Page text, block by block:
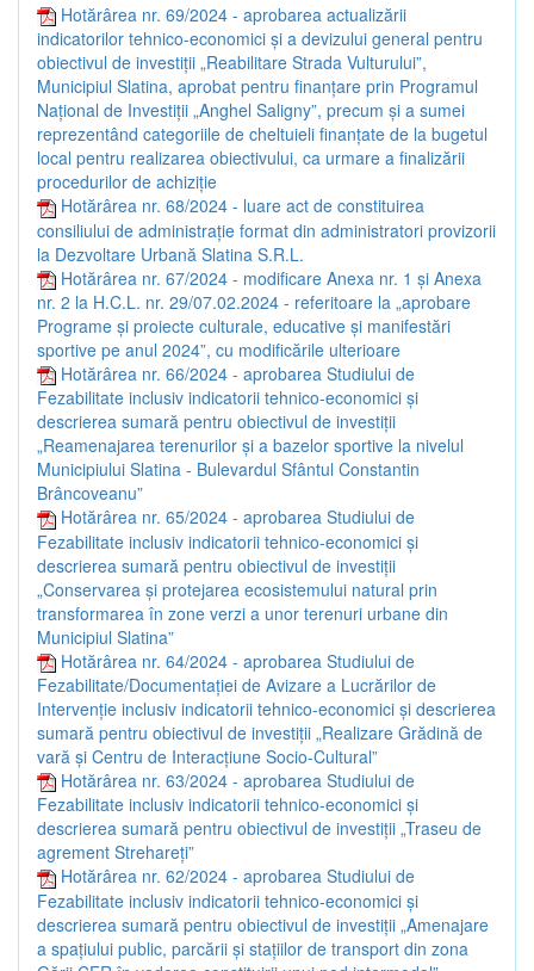
Hotărârea nr. 69/2024 - aprobarea actualizării
indicatorilor tehnico-economici și a devizului general pentru
obiectivul de investiții „Reabilitare Strada Vulturului”,
Municipiul Slatina, aprobat pentru finanțare prin Programul
Național de Investiții „Anghel Saligny”, precum și a sumei
reprezentând categoriile de cheltuieli finanțate de la bugetul
local pentru realizarea obiectivului, ca urmare a finalizării
procedurilor de achiziție
Hotărârea nr. 68/2024 - luare act de constituirea
consiliului de administrație format din administratori provizorii
la Dezvoltare Urbană Slatina S.R.L.
Hotărârea nr. 67/2024 - modificare Anexa nr. 1 și Anexa
nr. 2 la H.C.L. nr. 29/07.02.2024 - referitoare la „aprobare
Programe și proiecte culturale, educative și manifestări
sportive pe anul 2024”, cu modificările ulterioare
Hotărârea nr. 66/2024 - aprobarea Studiului de
Fezabilitate inclusiv indicatorii tehnico-economici și
descrierea sumară pentru obiectivul de investiții
„Reamenajarea terenurilor și a bazelor sportive la nivelul
Municipiului Slatina - Bulevardul Sfântul Constantin
Brâncoveanu”
Hotărârea nr. 65/2024 - aprobarea Studiului de
Fezabilitate inclusiv indicatorii tehnico-economici și
descrierea sumară pentru obiectivul de investiții
„Conservarea și protejarea ecosistemului natural prin
transformarea în zone verzi a unor terenuri urbane din
Municipiul Slatina”
Hotărârea nr. 64/2024 - aprobarea Studiului de
Fezabilitate/Documentației de Avizare a Lucrărilor de
Intervenție inclusiv indicatorii tehnico-economici și descrierea
sumară pentru obiectivul de investiții „Realizare Grădină de
vară și Centru de Interacțiune Socio-Cultural”
Hotărârea nr. 63/2024 - aprobarea Studiului de
Fezabilitate inclusiv indicatorii tehnico-economici și
descrierea sumară pentru obiectivul de investiții „Traseu de
agrement Strehareți”
Hotărârea nr. 62/2024 - aprobarea Studiului de
Fezabilitate inclusiv indicatorii tehnico-economici și
descrierea sumară pentru obiectivul de investiții „Amenajare
a spațiului public, parcării și stațiilor de transport din zona